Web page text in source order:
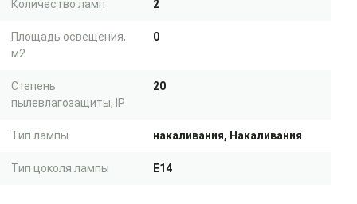
Количество ламп 2
Площадь освещения,
м2
0
Степень
пылевлагозащиты, IP
20
Тип лампы накаливания, Накаливания
Тип цоколя лампы E14